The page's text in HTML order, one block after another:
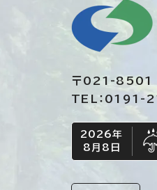
〒021-8501
TEL：0191-
今日の日付
2026年
8月8日
雨